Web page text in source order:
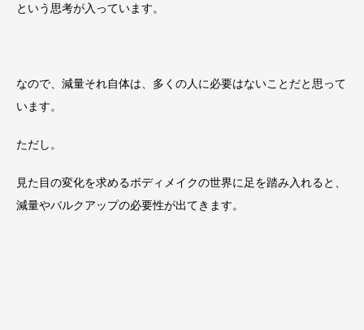
という思考が入っています。
なので、減量それ自体は、多くの人に必要はないことだと思って
います。
ただし。
見た目の変化を求めるボディメイクの世界に足を踏み入れると、
減量やバルクアップの必要性が出てきます。